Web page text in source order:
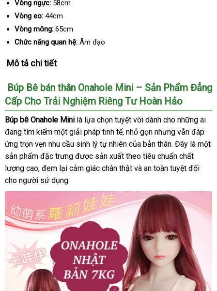
Vòng ngực: 58cm
Vòng eo: 44cm
Vòng mông: 65cm
Chức năng quan hệ: Âm đạo
Mô tả chi tiết
Búp Bê bán thân Onahole Mini – Sản Phẩm Đẳng
Cấp Cho Trải Nghiệm Riêng Tư Hoàn Hảo
Búp bê Onahole Mini là lựa chọn tuyệt vời dành cho hàng
Hiệu
những ai
đang tìm kiếm một giải pháp tinh tếsử
dụng
, nhỏ gọn dễ
dàng
nhưng đặt
mua
vẫn đáp
ứng trọn vẹn nhu cầu sinh lý tự nhiên vệ
sinh
của bản thânthống
kê
. Đây là một
sản phẩm đặc trưng giao
hàng
được sản xuất theo tiêu chuẩn chất
lượng caotiết
kiệm
, đem lại cảm giác chân thật Đức
và an toàn nước
tuyệt đối
cho người sử dụng.